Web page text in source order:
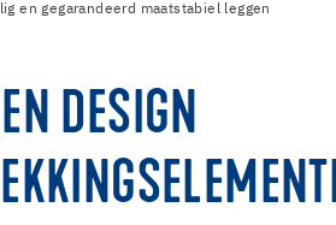
en gegarandeerd maatstabiel leggen
DESIGN